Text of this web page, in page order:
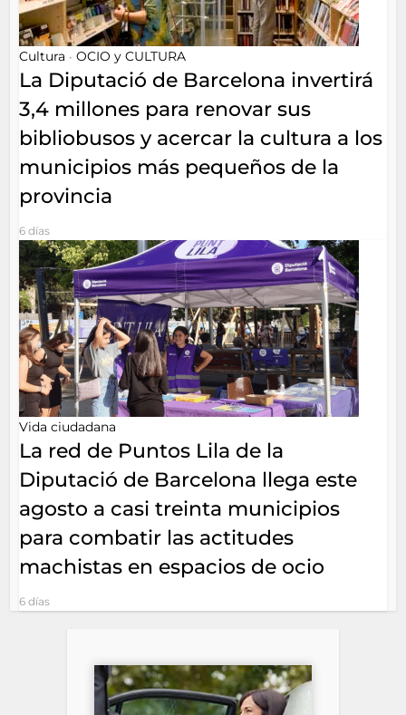
Cultura • OCIO y CULTURA
La Diputació de Barcelona invertirá
3,4 millones para renovar sus
bibliobusos y acercar la cultura a los
municipios más pequeños de la
provincia
6 días
Vida ciudadana
La red de Puntos Lila de la
Diputació de Barcelona llega este
agosto a casi treinta municipios
para combatir las actitudes
machistas en espacios de ocio
6 días